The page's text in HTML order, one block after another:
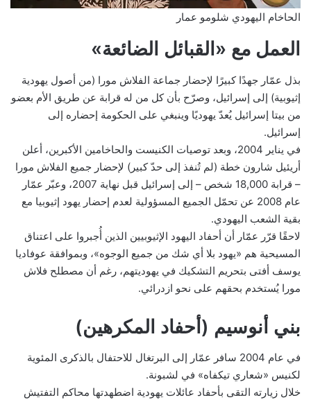
الحاخام اليهودي شلومو عمار
العمل مع «القبائل الضائعة»
بذل عمّار جهدًا كبيرًا لإحضار جماعة الفلاش مورا (من أصول يهودية
إثيوبية) إلى إسرائيل، وصرّح بأن كل من له قرابة عن طريق الأم بعضو
من بيتا إسرائيل يُعدّ يهوديًا وينبغي على الحكومة إحضاره إلى
إسرائيل.
في يناير 2004، وبعد توصيات الكنيست والحاخامين الأكبرين، أعلن
أريئيل شارون خطة (لم تُنفذ إلى حدّ كبير) لإحضار جميع الفلاش مورا
– قرابة 18,000 شخص – إلى إسرائيل قبل نهاية 2007، وعبّر عمّار
عام 2008 عن تحمّل الجميع المسؤولية لعدم إحضار يهود إثيوبيا مع
بقية الشعب اليهودي.
لاحقًا قرّر عمّار أن أحفاد اليهود الإثيوبيين الذين أُجبروا على اعتناق
المسيحية هم «يهود بلا أي شك من جميع الوجوه»، وبموافقة عوفاديا
يوسف أفتى بتحريم التشكيك في يهوديتهم، رغم أن مصطلح فلاش
مورا يُستخدم بحقهم على نحو ازدرائي.
بني أنوسيم (أحفاد المكرهين)
في عام 2004 سافر عمّار إلى البرتغال للاحتفال بالذكرى المئوية
لكنيس «شعاري تيكفاه» في لشبونة.
خلال زيارته التقى بأحفاد عائلات يهودية اضطهدتها محاكم التفتيش